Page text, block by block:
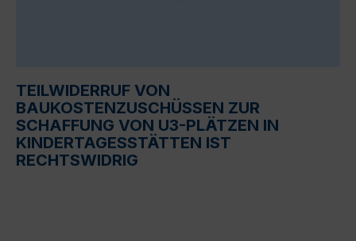
TEILWIDERRUF VON
BAUKOSTENZUSCHÜSSEN ZUR
SCHAFFUNG VON U3-PLÄTZEN IN
KINDERTAGESSTÄTTEN IST
RECHTSWIDRIG